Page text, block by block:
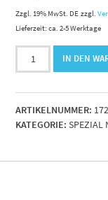
Zzgl. 19% MwSt. DE zzgl.
Lieferzeit: ca. 2-5 Werktage
Gewindestange
mm
Cargo-
Floor
IN DEN
ARTIKELNUMMER: 172
KATEGORIE: SPEZIAL